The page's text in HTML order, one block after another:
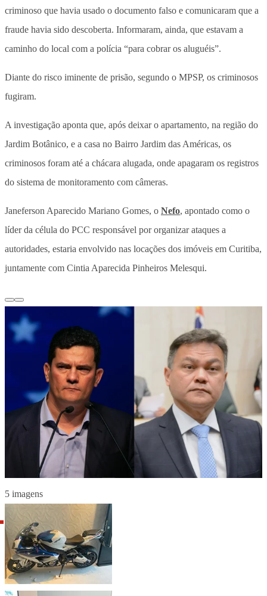
criminoso que havia usado o documento falso e comunicaram que a
fraude havia sido descoberta. Informaram, ainda, que estavam a
caminho do local com a polícia “para cobrar os aluguéis”.
Diante do risco iminente de prisão, segundo o MPSP, os criminosos
fugiram.
A investigação aponta que, após deixar o apartamento, na região do
Jardim Botânico, e a casa no Bairro Jardim das Américas, os
criminosos foram até a chácara alugada, onde apagaram os registros
do sistema de monitoramento com câmeras.
Janeferson Aparecido Mariano Gomes, o Nefo, apontado como o
líder da célula do PCC responsável por organizar ataques a
autoridades, estaria envolvido nas locações dos imóveis em Curitiba,
juntamente com Cintia Aparecida Pinheiros Melesqui.
5 imagens